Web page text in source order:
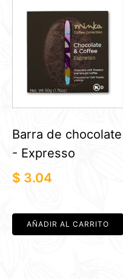
Barra de chocolate
- Expresso
$ 3.04
AÑADIR AL CARRITO